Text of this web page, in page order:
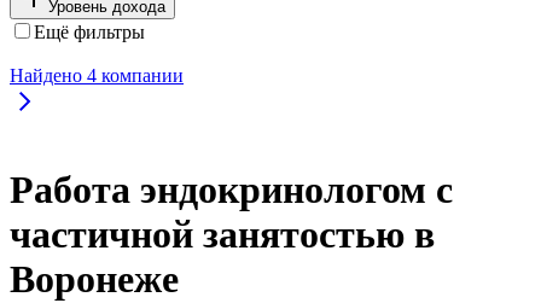
Уровень дохода
Ещё фильтры
Найдено 4 компании
Работа эндокринологом с
частичной занятостью в
Воронеже